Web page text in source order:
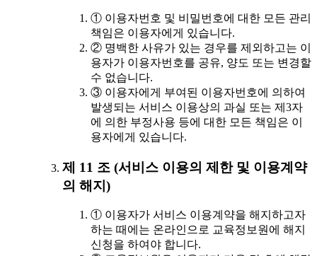
① 이용자번호 및 비밀번호에 대한 모든 관리
책임은 이용자에게 있습니다.
② 명백한 사유가 있는 경우를 제외하고는 이
용자가 이용자번호를 공유, 양도 또는 변경할
수 없습니다.
③ 이용자에게 부여된 이용자번호에 의하여
발생되는 서비스 이용상의 과실 또는 제3자
에 의한 부정사용 등에 대한 모든 책임은 이
용자에게 있습니다.
제 11 조 (서비스 이용의 제한 및 이용계약
의 해지)
① 이용자가 서비스 이용계약을 해지하고자
하는 때에는 온라인으로 교육정보원에 해지
신청을 하여야 합니다.